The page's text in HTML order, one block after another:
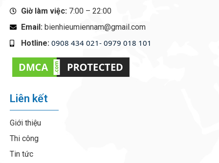
Giờ làm việc: 7:00 – 22:00
Email: bienhieumiennam@gmail.com
Hotline: 0908 434 021- 0979 018 101
Liên kết
Giới thiệu
Thi công
Tin tức